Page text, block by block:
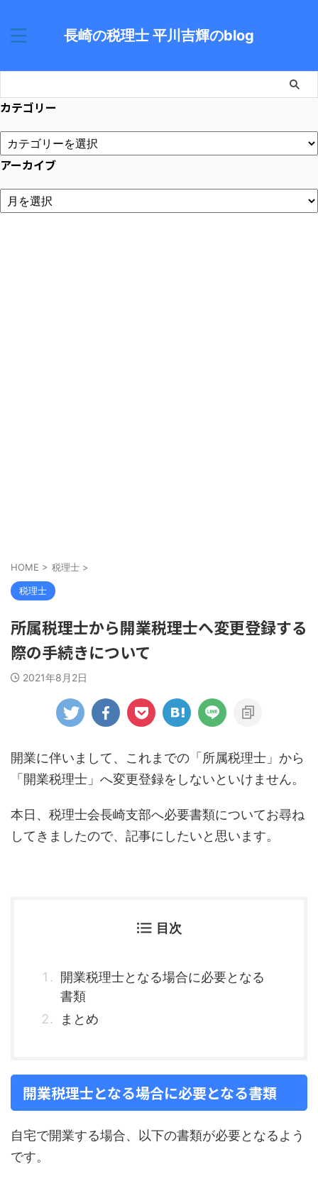
長崎の税理士 平川吉輝のblog
カテゴリー
アーカイブ
HOME > 税理士 >
税理士
所属税理士から開業税理士へ変更登録する
際の手続きについて
2021年8月2日
開業に伴いまして、これまでの「所属税理士」から
「開業税理士」へ変更登録をしないといけません。
本日、税理士会長崎支部へ必要書類についてお尋ね
してきましたので、記事にしたいと思います。
目次
開業税理士となる場合に必要となる
書類
まとめ
開業税理士となる場合に必要となる書類
自宅で開業する場合、以下の書類が必要となるよう
です。